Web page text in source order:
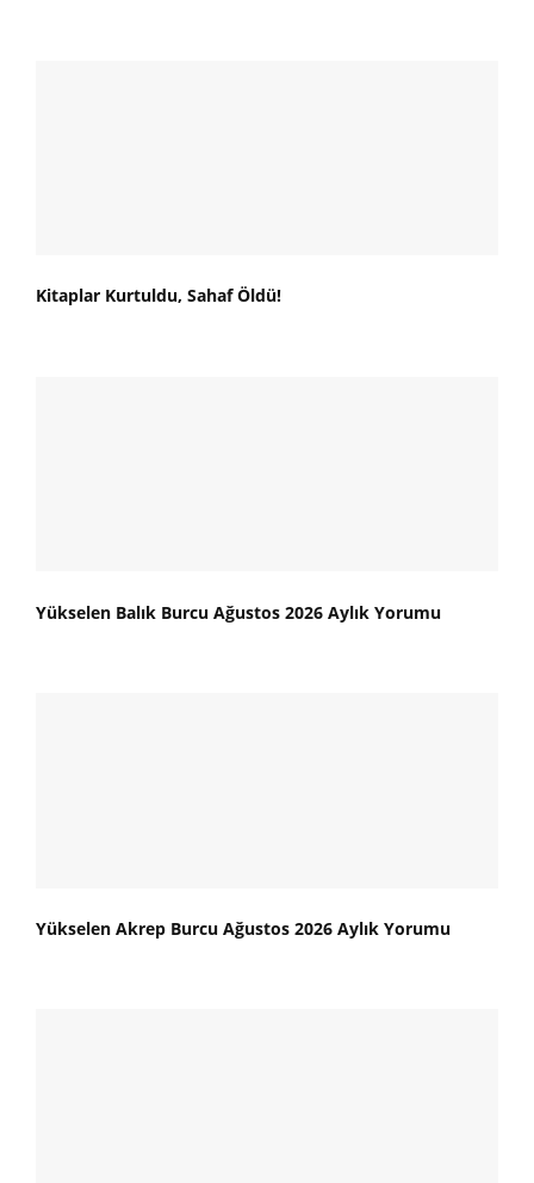
Kitaplar Kurtuldu, Sahaf Öldü!
Yükselen Balık Burcu Ağustos 2026 Aylık Yorumu
Yükselen Akrep Burcu Ağustos 2026 Aylık Yorumu